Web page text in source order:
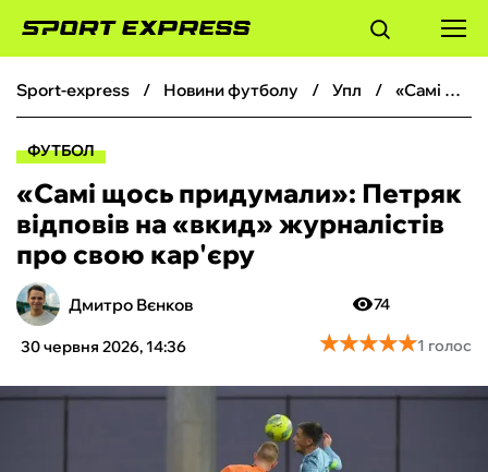
ФУТБОЛ
БОКС
ХОКЕЙ
ТЕНІС
sport-express новини футболу упл «Самі щось придумали»: Петряк відповів на «вкид» журналістів про свою кар'єру
ФУТБОЛ
«Самі щось придумали»: Петряк
відповів на «вкид» журналістів
про свою кар'єру
Дмитро Вєнков
30 червня 2026, 14:36
74
★★★★★
★★★★★1 голос